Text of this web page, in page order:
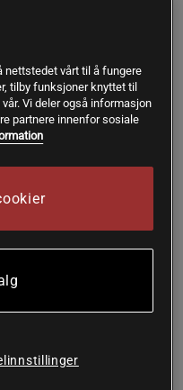
pris 158 kr
20%
vårt til å fungere
tilby funksjoner knyttet til
Vi deler også informasjon
partnere innenfor sosiale